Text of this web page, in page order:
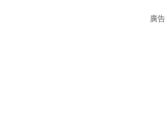
廣告